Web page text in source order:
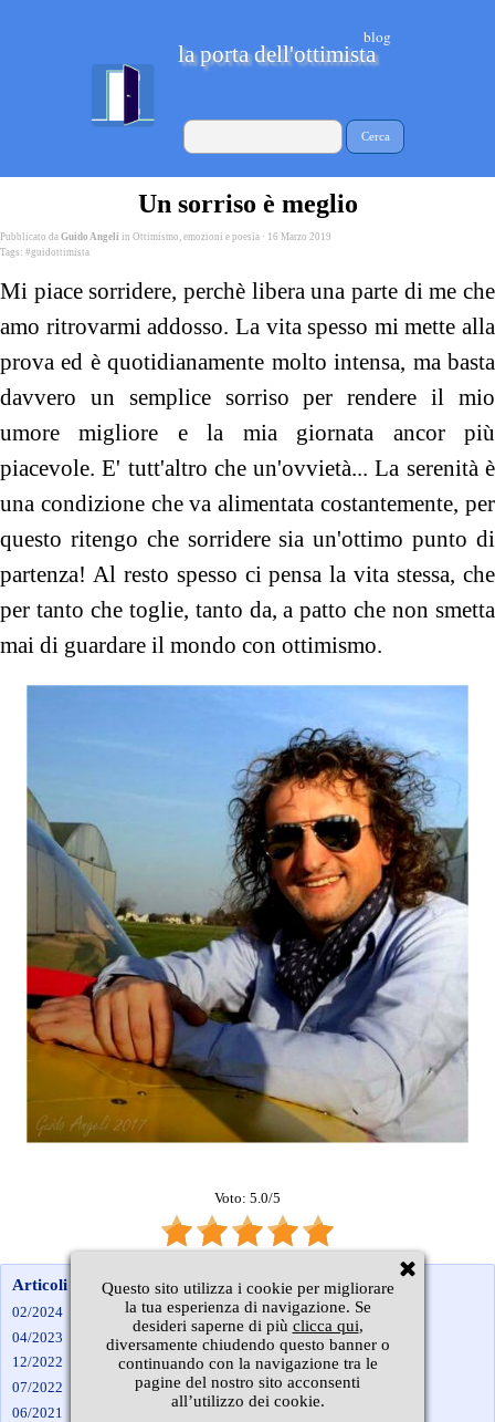
la porta dell'ottimista
blog
Cerca
Un sorriso è meglio
Pubblicato da Guido Angeli in Ottimismo, emozioni e poesia · 16 Marzo 2019
Tags: #guidottimista
Mi piace sorridere, perchè libera una parte di me che
amo ritrovarmi addosso. La vita spesso mi mette alla
prova ed è quotidianamente molto intensa, ma basta
davvero un semplice sorriso per rendere il mio
umore migliore e la mia giornata ancor più
piacevole. E' tutt'altro che un'ovvietà... La serenità è
una condizione che va alimentata costantemente, per
questo ritengo che sorridere sia un'ottimo punto di
partenza! Al resto spesso ci pensa la vita stessa, che
per tanto che toglie, tanto da, a patto che non smetta
mai di guardare il mondo con ottimismo.
Voto: 5.0/5
Articoli per mese
02/2024
04/2023
12/2022
07/2022
06/2021
Questo sito utilizza i cookie per migliorare
la tua esperienza di navigazione. Se
desideri saperne di più clicca qui,
diversamente chiudendo questo banner o
continuando con la navigazione tra le
pagine del nostro sito acconsenti
all’utilizzo dei cookie.